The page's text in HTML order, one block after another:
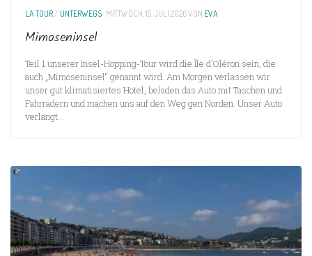
LA TOUR/UNTERWEGS MITTWOCH, 15. JULI 2026VON EVA
Mimoseninsel
Teil 1 unserer Insel-Hopping-Tour wird die Île d’Oléron sein, die
auch „Mimoseninsel“ genannt wird. Am Morgen verlassen wir
unser gut klimatisiertes Hotel, beladen das Auto mit Taschen und
Fahrrädern und machen uns auf den Weg gen Norden. Unser Auto
verlangt...